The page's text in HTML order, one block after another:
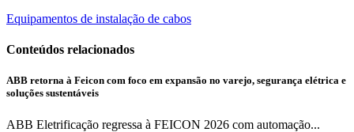
Equipamentos de instalação de cabos
Conteúdos relacionados
ABB retorna à Feicon com foco em expansão no varejo, segurança elétrica e
soluções sustentáveis
ABB Eletrificação regressa à FEICON 2026 com automação...